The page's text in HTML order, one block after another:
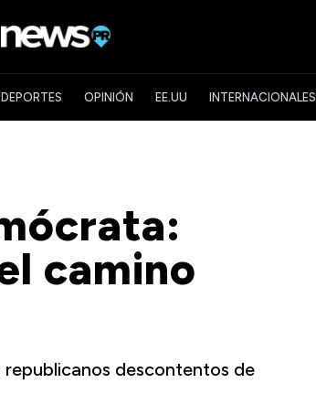
DEPORTES OPINIÓN EE.UU INTERNACIONALES
camino
republicanos descontentos de